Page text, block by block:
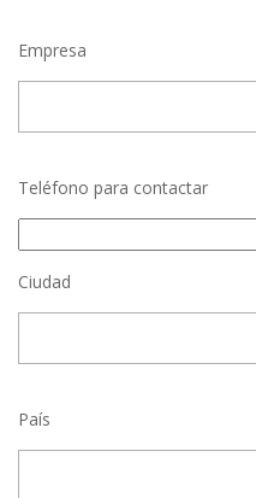
Empresa
Teléfono para contactar
Ciudad
País